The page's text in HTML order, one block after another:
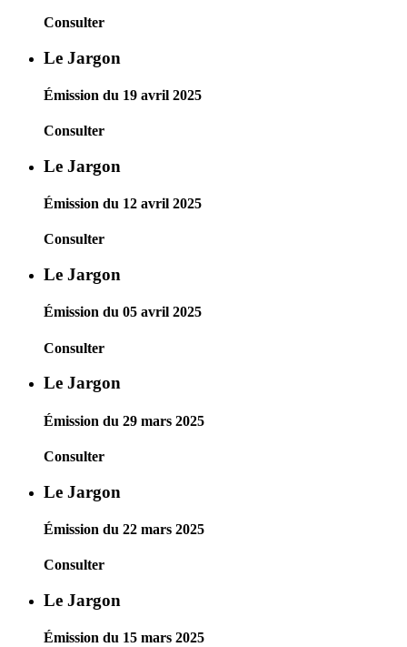
Consulter
Le Jargon
Émission du 19 avril 2025
Consulter
Le Jargon
Émission du 12 avril 2025
Consulter
Le Jargon
Émission du 05 avril 2025
Consulter
Le Jargon
Émission du 29 mars 2025
Consulter
Le Jargon
Émission du 22 mars 2025
Consulter
Le Jargon
Émission du 15 mars 2025